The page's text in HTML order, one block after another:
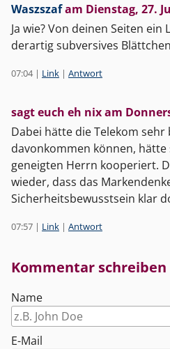
Waszszafam Dienstag, 27.
Ja wie? Von deinen Seiten ein
derartig subversives
07:04| Link | Antwort
sagt euch eh nix am
Dabei hätte die Telekom sehr
davonkommen können, hätte
geneigten Herrn kooperiert.
wieder, dass das
Sicherheitsbewusstsein klar
07:57 | Link | Antwort
Kommentar schreiben
Name
E-Mail